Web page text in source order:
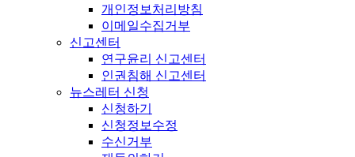
개인정보처리방침
이메일수집거부
신고센터
연구윤리 신고센터
인권침해 신고센터
뉴스레터 신청
신청하기
신청정보수정
수신거부